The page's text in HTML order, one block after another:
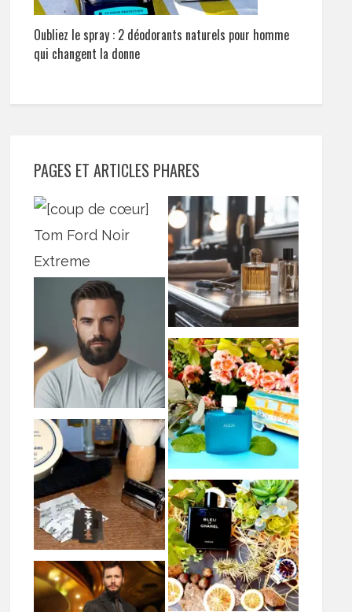
Oubliez le spray : 2 déodorants naturels pour homme
qui changent la donne
PAGES ET ARTICLES PHARES